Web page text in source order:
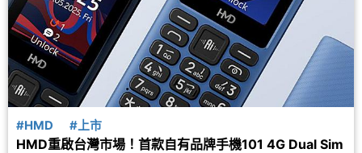
#HMD #上市
HMD重啟台灣市場！首款自有品牌手機101 4G Dual Sim